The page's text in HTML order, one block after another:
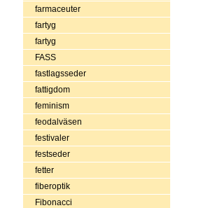
farmaceuter
fartyg
fartyg
FASS
fastlagsseder
fattigdom
feminism
feodalväsen
festivaler
festseder
fetter
fiberoptik
Fibonacci